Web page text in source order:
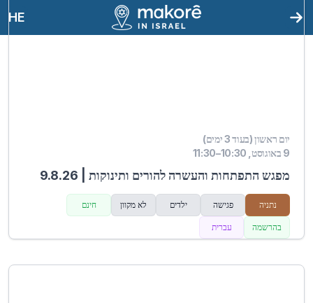
HE
יום ראשון (בעוד 3 ימים)
9 באוגוסט, 10:30–11:30
מפגש התפתחות והעשרה להורים ותינוקות | 9.8.26
נתניה פגישה ילדים לא מקוון חינם
בהרשמה עברית